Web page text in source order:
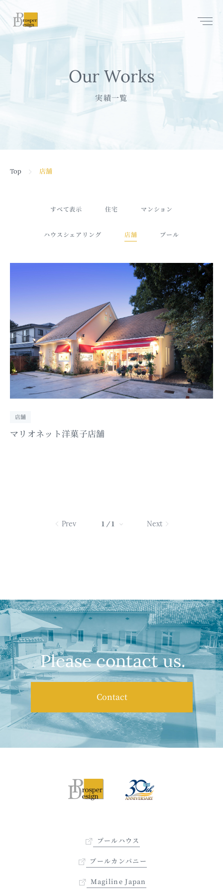
プライバシーポリシー
Contact
Our Works
実績一覧
Top 店舗
すべて表示 住宅 マンション
ハウスシェアリング 店舗 プール
店舗
マリオネット洋菓子店舗
Prev 1/1 Next
Please contact us.
Contact
プールハウス
プールカンパニー
Magiline Japan